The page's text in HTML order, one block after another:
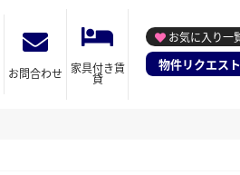
お問合わせ 家具付き賃
貸
お気に入り一
物件リクエスト